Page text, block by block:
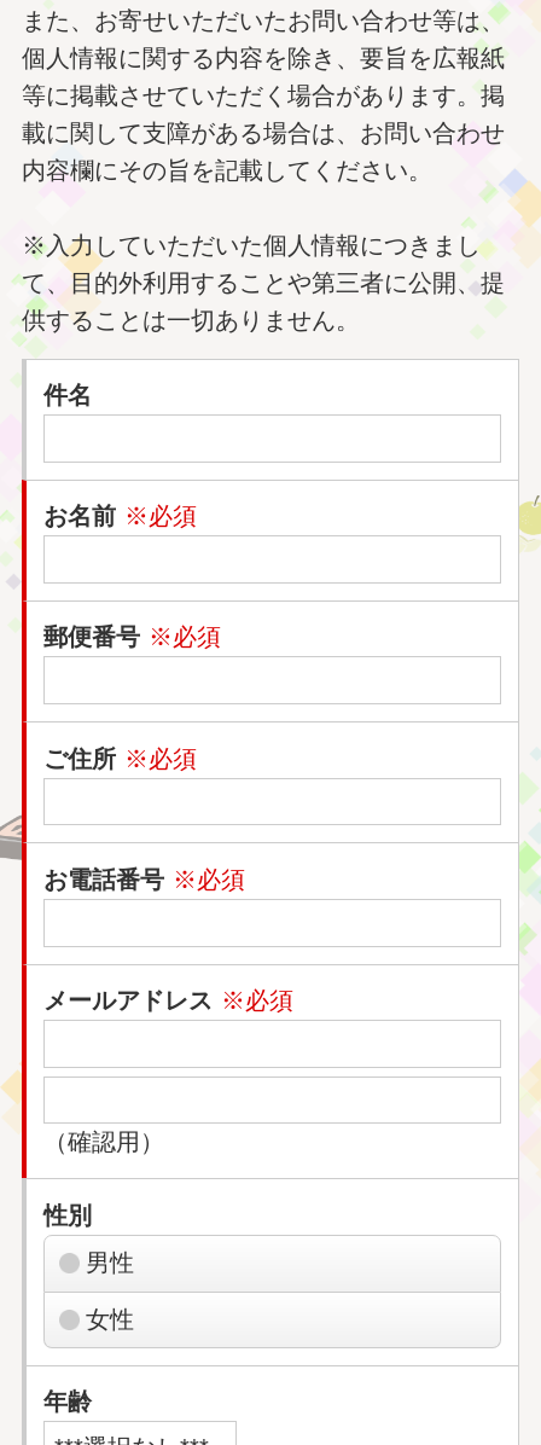
また、お寄せいただいたお問い合わせ等は、
個人情報に関する内容を除き、要旨を広報紙
等に掲載させていただく場合があります。掲
載に関して支障がある場合は、お問い合わせ
内容欄にその旨を記載してください。
※入力していただいた個人情報につきまし
て、目的外利用することや第三者に公開、提
供することは一切ありません。
件名
お名前 ※必須
郵便番号 ※必須
ご住所 ※必須
お電話番号 ※必須
メールアドレス ※必須
（確認用）
性別
男性
女性
年齢